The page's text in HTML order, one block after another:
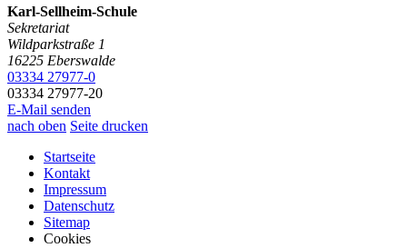
Karl-Sellheim-Schule
Sekretariat
Wildparkstraße 1
16225 Eberswalde
03334 27977-0
03334 27977-20
E-Mail senden
nach oben Seite drucken
Startseite
Kontakt
Impressum
Datenschutz
Sitemap
Cookies